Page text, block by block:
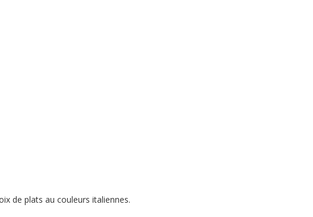
de plats au couleurs italiennes.